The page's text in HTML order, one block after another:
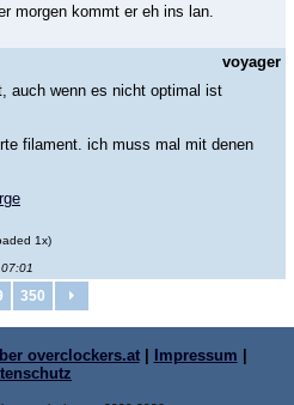
morgen kommt er eh ins lan.
voyager
auch wenn es nicht optimal ist
filament. ich muss mal mit denen
1x)
350
overclockers.at| Impressum